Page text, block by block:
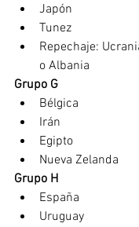
Japón
Tunez
Repechaje:
o Albania
Grupo G
Bélgica
Irán
Egipto
Nueva Zelanda
Grupo H
España
Uruguay